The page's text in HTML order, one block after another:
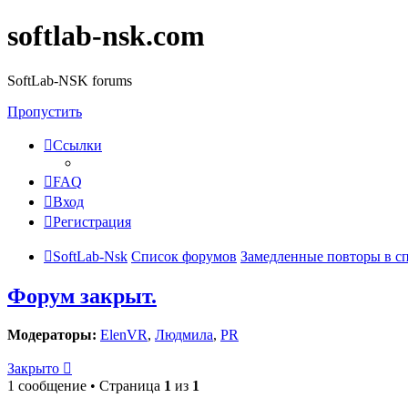
softlab-nsk.com
SoftLab-NSK forums
Пропустить
Ссылки
FAQ
Вход
Регистрация
SoftLab-Nsk Список форумов Замедленные повторы в
Форум закрыт.
Модераторы: ElenVR, Людмила, PR
Закрыто
1 сообщение • Страница 1 из 1